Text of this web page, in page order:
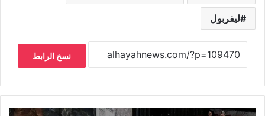
ليفربول
نسخ الرابط